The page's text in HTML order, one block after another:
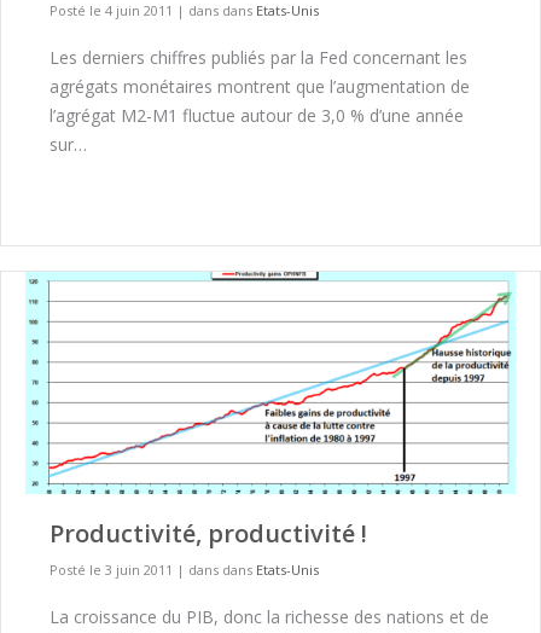
Posté le 4 juin 2011 | dans dans Etats-Unis
Les derniers chiffres publiés par la Fed concernant les
agrégats monétaires montrent que l’augmentation de
l’agrégat M2-M1 fluctue autour de 3,0 % d’une année
sur…
Productivité, productivité !
Posté le 3 juin 2011 | dans dans Etats-Unis
La croissance du PIB, donc la richesse des nations et de